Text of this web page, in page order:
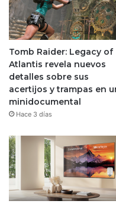
Tomb Raider: Legacy of
Atlantis revela nuevos
detalles sobre sus
acertijos y trampas en
minidocumental
Hace 3 días